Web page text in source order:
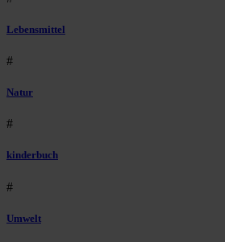
Lebensmittel
#
Natur
#
kinderbuch
#
Umwelt